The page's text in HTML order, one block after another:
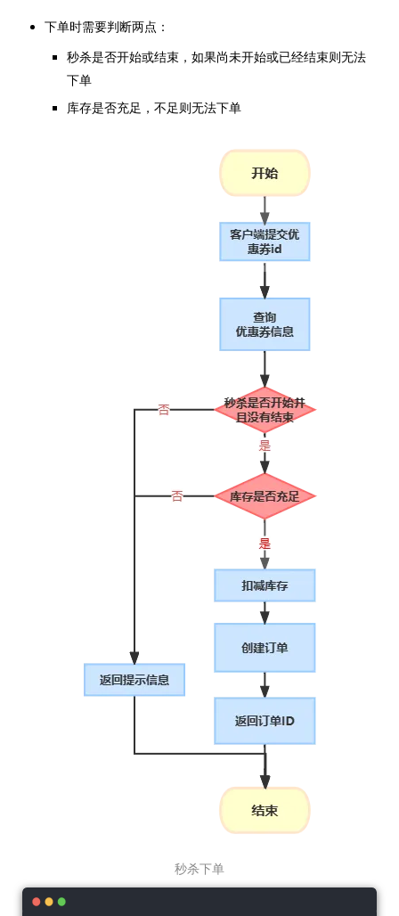
下单时需要判断两点：
秒杀是否开始或结束，如果尚未开始或已经结束则无法
下单
库存是否充足，不足则无法下单
秒杀下单